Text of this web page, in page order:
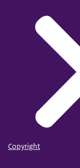
Copyright